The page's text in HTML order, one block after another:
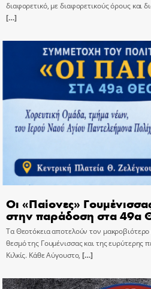
διαφορετικό, με διαφορετικούς όρους και
[…]
Οι «Παίονες»
στην παράδοση στα 49α
Τα Θεοτόκεια αποτελούν τον μακροβιότερο
θεσμό της Γουμένισσας και της ευρύτερης
Κιλκίς. Κάθε Αύγουστο, […]